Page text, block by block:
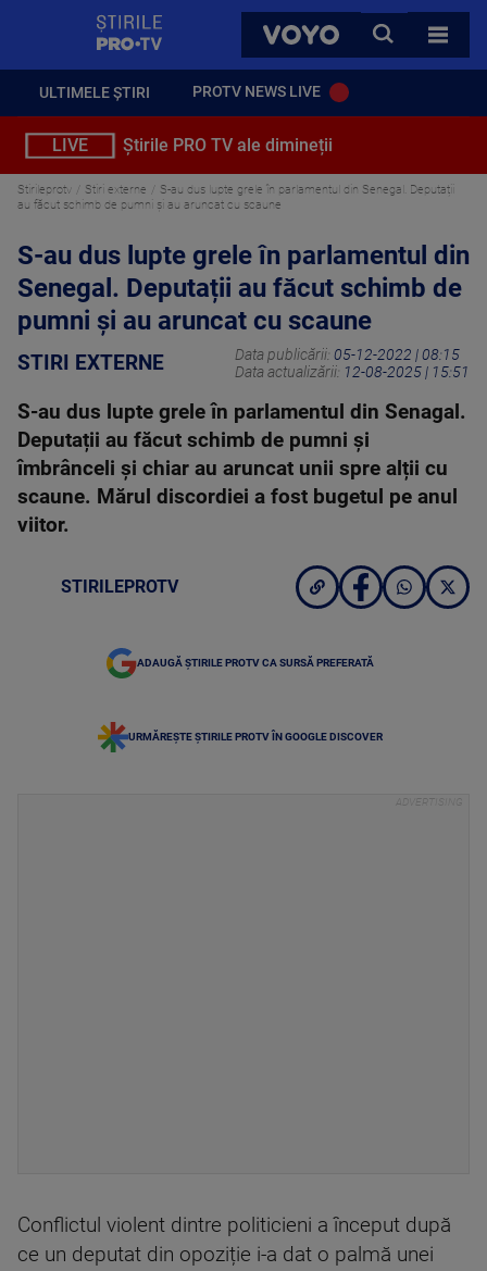
VOYO
CAUTA
TOATE
ULTIMELE ȘTIRI PROTV NEWS LIVE
LIVE Știrile PRO TV ale dimineții
Stirileprotv Stiri externe
S-au dus lupte grele în parlamentul din Senegal. Deputații
au făcut schimb de pumni și au aruncat cu scaune
S-au dus lupte grele în parlamentul din
Senegal. Deputații au făcut schimb de
pumni și au aruncat cu scaune
STIRI EXTERNE Data publicării: 05-12-2022 | 08:15
Data actualizării: 12-08-2025 | 15:51
S-au dus lupte grele în parlamentul din Senagal.
Deputații au făcut schimb de pumni și
îmbrânceli și chiar au aruncat unii spre alții cu
scaune. Mărul discordiei a fost bugetul pe anul
viitor.
STIRILEPROTV
ADAUGĂ ȘTIRILE PROTV CA SURSĂ PREFERATĂ
URMĂREȘTE ȘTIRILE PROTV ÎN GOOGLE DISCOVER
Conflictul violent dintre politicieni a început după
ce un deputat din opoziție i-a dat o palmă unei